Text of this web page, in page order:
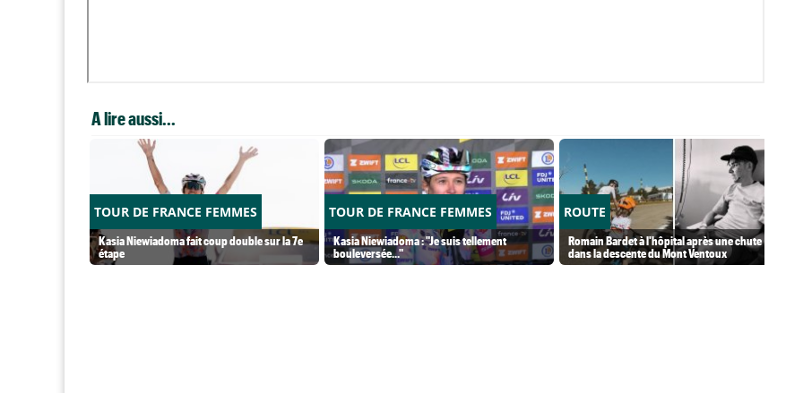
A lire aussi...
TOUR DE FRANCE FEMMES
Kasia Niewiadoma fait coup double sur la 7e
étape
TOUR DE FRANCE FEMMES
Kasia Niewiadoma : "Je suis tellement
bouleversée..."
ROUTE
Romain Bardet à l'hôpital après une chute
dans la descente du Mont Ventoux